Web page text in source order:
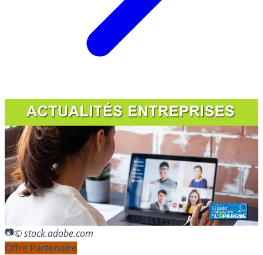
© stock.adobe.com
Offre Partenaire